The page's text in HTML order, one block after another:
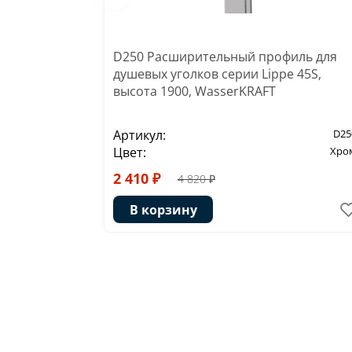
D250 Расширительный профиль для
душевых уголков серии Lippe 45S,
высота 1900, WasserKRAFT
Артикул:
Цвет:
2 410 ₽ 4 820 ₽
В корзину